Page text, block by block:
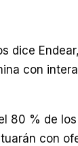
dice
con
80 % de
con